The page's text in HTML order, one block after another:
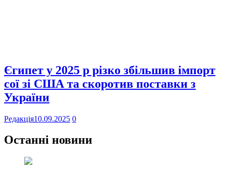
Єгипет у 2025 р різко збільшив імпорт
сої зі США та скоротив поставки з
України
Редакція10.09.2025 0
Останні новини